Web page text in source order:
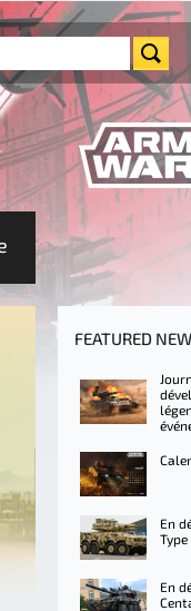
FEATURED
En
Type
En